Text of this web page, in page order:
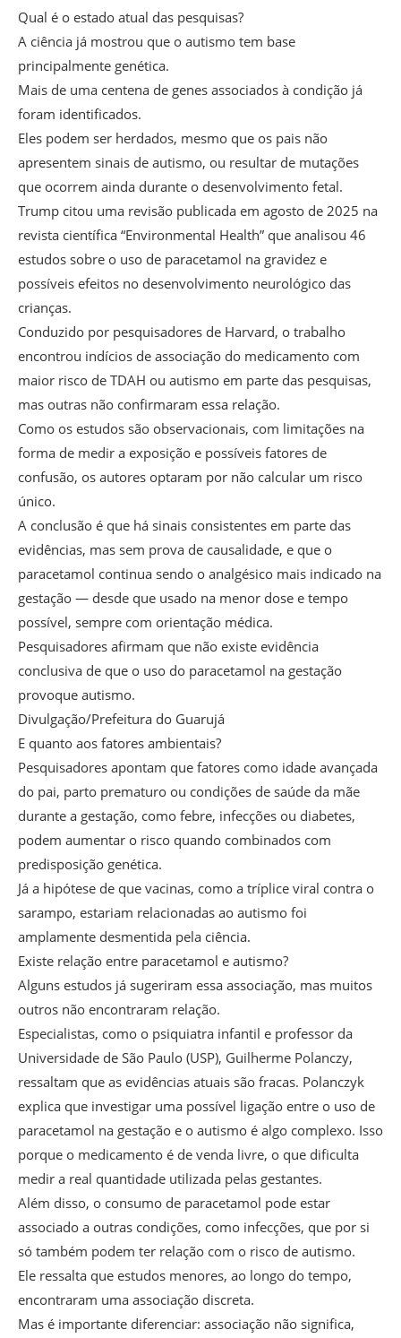
Qual é o estado atual das pesquisas?
A ciência já mostrou que o autismo tem base
principalmente genética.
Mais de uma centena de genes associados à condição já
foram identificados.
Eles podem ser herdados, mesmo que os pais não
apresentem sinais de autismo, ou resultar de mutações
que ocorrem ainda durante o desenvolvimento fetal.
Trump citou uma revisão publicada em agosto de 2025 na
revista científica “Environmental Health” que analisou 46
estudos sobre o uso de paracetamol na gravidez e
possíveis efeitos no desenvolvimento neurológico das
crianças.
Conduzido por pesquisadores de Harvard, o trabalho
encontrou indícios de associação do medicamento com
maior risco de TDAH ou autismo em parte das pesquisas,
mas outras não confirmaram essa relação.
Como os estudos são observacionais, com limitações na
forma de medir a exposição e possíveis fatores de
confusão, os autores optaram por não calcular um risco
único.
A conclusão é que há sinais consistentes em parte das
evidências, mas sem prova de causalidade, e que o
paracetamol continua sendo o analgésico mais indicado na
gestação — desde que usado na menor dose e tempo
possível, sempre com orientação médica.
Pesquisadores afirmam que não existe evidência
conclusiva de que o uso do paracetamol na gestação
provoque autismo.
Divulgação/Prefeitura do Guarujá
E quanto aos fatores ambientais?
Pesquisadores apontam que fatores como idade avançada
do pai, parto prematuro ou condições de saúde da mãe
durante a gestação, como febre, infecções ou diabetes,
podem aumentar o risco quando combinados com
predisposição genética.
Já a hipótese de que vacinas, como a tríplice viral contra o
sarampo, estariam relacionadas ao autismo foi
amplamente desmentida pela ciência.
Existe relação entre paracetamol e autismo?
Alguns estudos já sugeriram essa associação, mas muitos
outros não encontraram relação.
Especialistas, como o psiquiatra infantil e professor da
Universidade de São Paulo (USP), Guilherme Polanczy,
ressaltam que as evidências atuais são fracas. Polanczyk
explica que investigar uma possível ligação entre o uso de
paracetamol na gestação e o autismo é algo complexo. Isso
porque o medicamento é de venda livre, o que dificulta
medir a real quantidade utilizada pelas gestantes.
Além disso, o consumo de paracetamol pode estar
associado a outras condições, como infecções, que por si
só também podem ter relação com o risco de autismo.
Ele ressalta que estudos menores, ao longo do tempo,
encontraram uma associação discreta.
Mas é importante diferenciar: associação não significa,